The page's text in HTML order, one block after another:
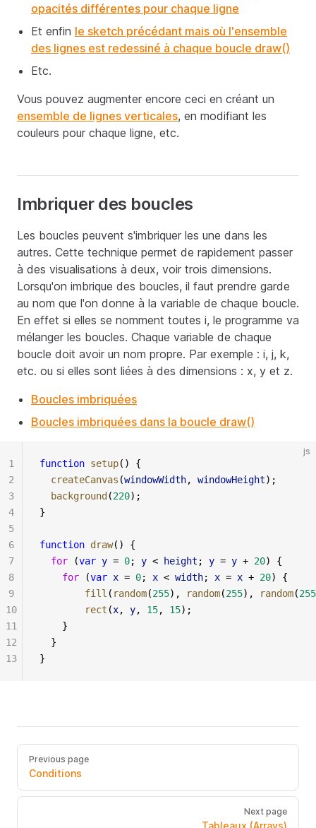
opacités différentes pour chaque ligne
Et enfin le sketch précédant mais où l'ensemble
des lignes est redessiné à chaque boucle draw()
Etc.
Vous pouvez augmenter encore ceci en créant un
ensemble de lignes verticales, en modifiant les
couleurs pour chaque ligne, etc.
Imbriquer des boucles
Les boucles peuvent s'imbriquer les une dans les
autres. Cette technique permet de rapidement passer
à des visualisations à deux, voir trois dimensions.
Lorsqu'on imbrique des boucles, il faut prendre garde
au nom que l'on donne à la variable de chaque boucle.
En effet si elles se nomment toutes i, le programme va
mélanger les boucles. Chaque variable de chaque
boucle doit avoir un nom propre. Par exemple : i, j, k,
etc. ou si elles sont liées à des dimensions : x, y et z.
Boucles imbriquées
Boucles imbriquées dans la boucle draw()
js
function setup() {
  createCanvas
(windowWidth, windowHeight);
  background
(220);
}
function draw() {
  for
(var y = 0; y < height ; y = y + 20) {
    for
(var x = 0; x < width; x = x + 20) {
        fill
( random(255), random(255), random(255
        rect
(x, y, 15, 15);
    }
  }
}
1
2
3
4
5
6
7
8
9
10
11
12
13
Previous page
Conditions
Next page